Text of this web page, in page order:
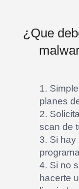
¿Que
1.
planes
2.
scan de
3. Si hay
4. Si no
hacerte